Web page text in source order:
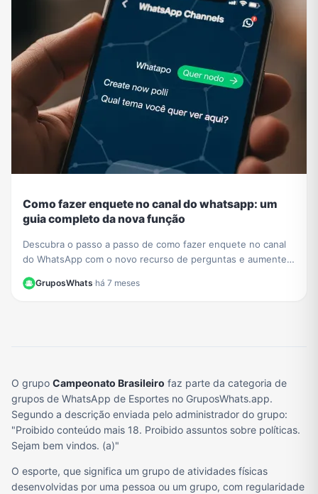
Como fazer enquete no canal do whatsapp: um
guia completo da nova função
Descubra o passo a passo de como fazer enquete no canal
do WhatsApp com o novo recurso de perguntas e aumente a
GruposWhats·há 7 meses
O grupo Campeonato Brasileiro faz parte da categoria de
grupos de WhatsApp de Esportes no GruposWhats.app.
Segundo a descrição enviada pelo administrador do grupo:
"Proibido conteúdo mais 18. Proibido assuntos sobre políticas.
Sejam bem vindos. (a)"
O esporte, que significa um grupo de atividades físicas
desenvolvidas por uma pessoa ou um grupo, com regularidade